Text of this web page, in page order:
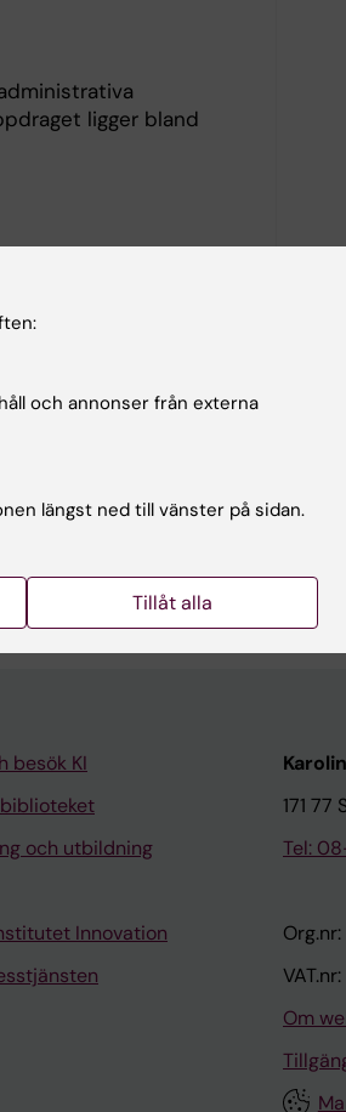
ligger bland
katalog) på KI och
inresande
kedjan som är en
har
besök KI
och utbildning
Innovation
171 77
Tel:
Om
och annonser från externa
längst ned till vänster på sidan.
Tillåt alla